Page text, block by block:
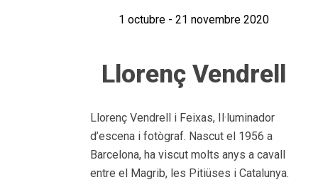
1 octubre - 21 novembre 2020
Llorenç Vendrell
Llorenç Vendrell i Feixas, Il·luminador
d’escena i fotògraf. Nascut el 1956 a
Barcelona, ha viscut molts anys a cavall
entre el Magrib, les Pitiüses i Catalunya.